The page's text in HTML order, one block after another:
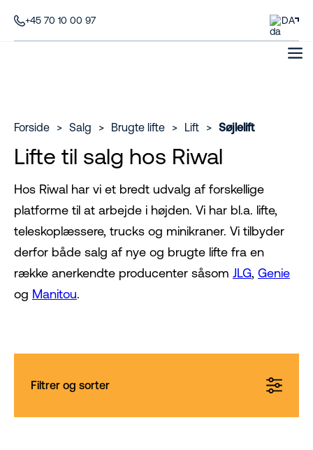
+45 70 10 00 97 DA
Forside > Salg > Brugte lifte > Lift > Søjlelift
Lifte til salg hos Riwal
Hos Riwal har vi et bredt udvalg af forskellige
platforme til at arbejde i højden. Vi har bl.a. lifte,
teleskoplæssere, trucks og minikraner. Vi tilbyder
derfor både salg af nye og brugte lifte fra en
række anerkendte producenter såsom JLG, Genie
og Manitou.
Filtrer og sorter